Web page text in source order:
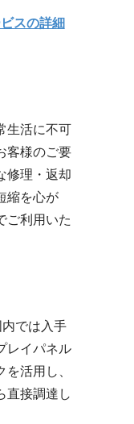
スの詳細
生活に不可
客様のご要
修理・返却
縮を心が
ご利用いた
では入手
レイパネル
活用し、
直接調達し